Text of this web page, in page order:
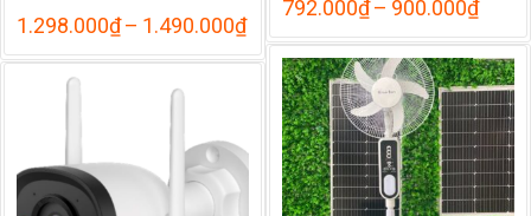
1.298.000₫– 1.490.000₫Khoảng
giá:
từ
1.298.000₫
1.490.000₫
792.000₫– 900.000₫
từ
đến